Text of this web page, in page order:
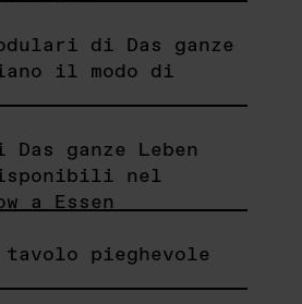
di Das ganze
il modo di
ganze Leben
nel
a Essen
tavolo pieghevole